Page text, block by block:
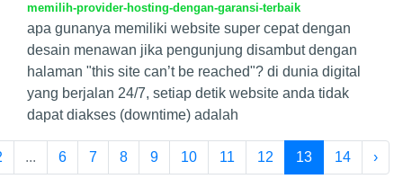
memilih-provider-hosting-dengan-garansi-terbaik
apa gunanya memiliki website super cepat dengan
desain menawan jika pengunjung disambut dengan
halaman "this site can’t be reached"? di dunia digital
yang berjalan 24/7, setiap detik website anda tidak
dapat diakses (downtime) adalah
... 6 7 8 9 10 11 12 13 14 ›